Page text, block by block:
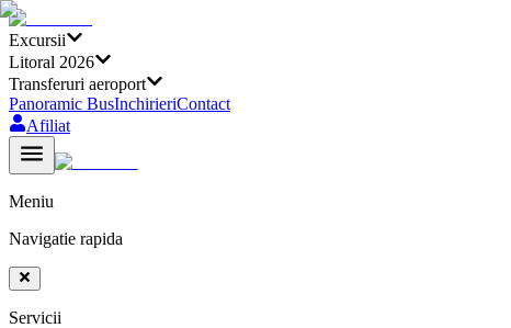
Excursii
Litoral 2026
Transferuri aeroport
Panoramic BusInchirieriContact
Afiliat
Meniu
Navigatie rapida
Servicii